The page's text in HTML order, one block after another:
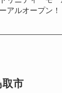
アルオープン
市